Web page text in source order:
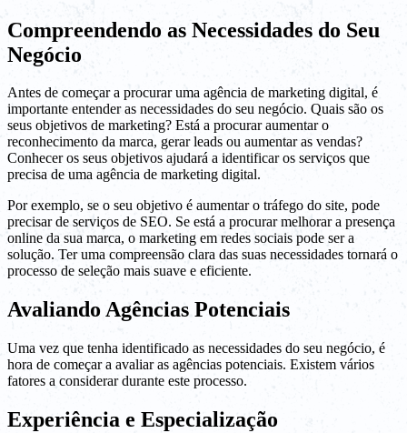
Compreendendo as Necessidades do Seu
Negócio
Antes de começar a procurar uma agência de marketing digital, é
importante entender as necessidades do seu negócio. Quais são os
seus objetivos de marketing? Está a procurar aumentar o
reconhecimento da marca, gerar leads ou aumentar as vendas?
Conhecer os seus objetivos ajudará a identificar os serviços que
precisa de uma agência de marketing digital.
Por exemplo, se o seu objetivo é aumentar o tráfego do site, pode
precisar de serviços de SEO. Se está a procurar melhorar a presença
online da sua marca, o marketing em redes sociais pode ser a
solução. Ter uma compreensão clara das suas necessidades tornará o
processo de seleção mais suave e eficiente.
Avaliando Agências Potenciais
Uma vez que tenha identificado as necessidades do seu negócio, é
hora de começar a avaliar as agências potenciais. Existem vários
fatores a considerar durante este processo.
Experiência e Especialização